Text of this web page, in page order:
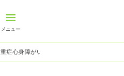
メニュー
重症心身障がい児放課後等デイサービス か